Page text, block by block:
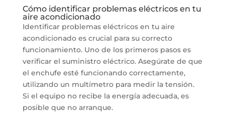
Cómo identificar problemas eléctricos en tu
aire acondicionado
Identificar problemas eléctricos en tu aire
acondicionado es crucial para su correcto
funcionamiento. Uno de los primeros pasos es
verificar el suministro eléctrico. Asegúrate de que
el enchufe esté funcionando correctamente,
utilizando un multímetro para medir la tensión.
Si el equipo no recibe la energía adecuada, es
posible que no arranque.